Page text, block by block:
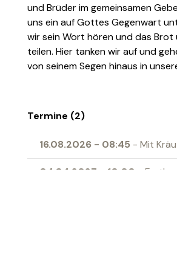
und Brüder im gemeinsamen
uns ein auf Gottes Gegenwart
wir sein Wort hören und das Brot
teilen. Hier tanken wir auf und
von seinem Segen hinaus in
Termine (2)
16.08.2026 - 08:45 - Mit
04.04.2027 10:00 -